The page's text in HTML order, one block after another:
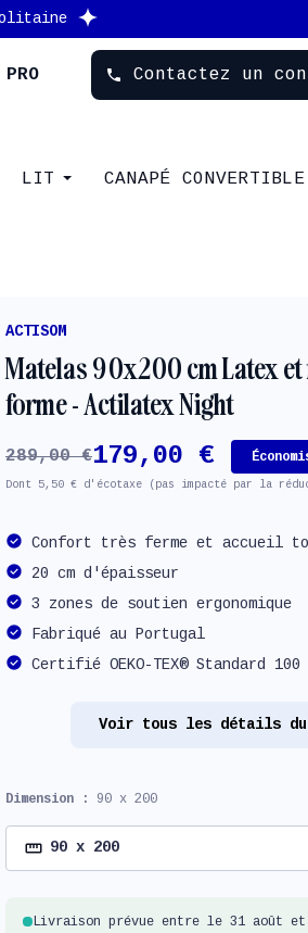
le code
phone Contactez un
LIT CANAPÉ CONVERTIBLE
ACTISOM
Matelas 90x200 cm Latex
forme - Actilatex Night
289,00 €179,00 €
Dont 5,50 € d'écotaxe (pas impacté par la
Confort très ferme et accueil
20 cm d'épaisseur
3 zones de soutien ergonomique
Fabriqué au Portugal
Certifié OEKO-TEX® Standard 100
Voir tous les détails
Dimension : 90 x 200
90 x 200
Livraison prévue entre le 31 août et